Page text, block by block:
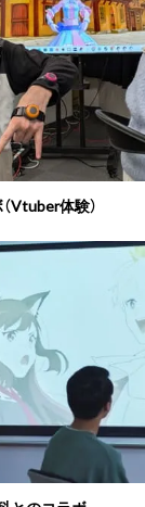
Vtuber体験）